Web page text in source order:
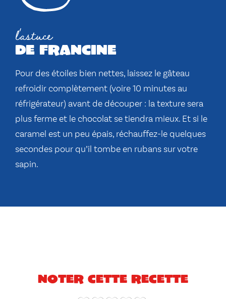
l'astuce
de francine
Pour des étoiles bien nettes, laissez le gâteau
refroidir complètement (voire 10 minutes au
réfrigérateur) avant de découper : la texture sera
plus ferme et le chocolat se tiendra mieux. Et si le
caramel est un peu épais, réchauffez-le quelques
secondes pour qu’il tombe en rubans sur votre
sapin.
Noter cette recette